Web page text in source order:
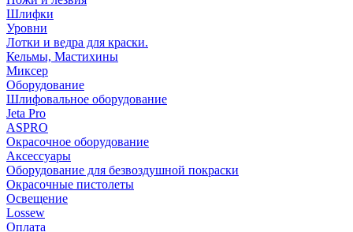
Шлифки
Уровни
Лотки и ведра для краски.
Кельмы, Мастихины
Миксер
Оборудование
Шлифовальное оборудование
Jeta Pro
ASPRO
Окрасочное оборудование
Аксессуары
Оборудование для безвоздушной покраски
Окрасочные пистолеты
Освещение
Lossew
Оплата